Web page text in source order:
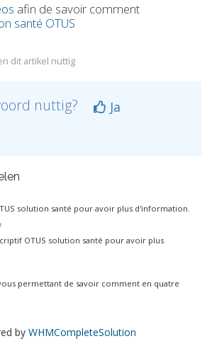
afin de savoir comment
santé OTUS
dit artikel nuttig
nuttig?
Ja
solution santé pour avoir plus d'information.
OTUS solution santé pour avoir plus
permettant de savoir comment en quatre
by WHMCompleteSolution